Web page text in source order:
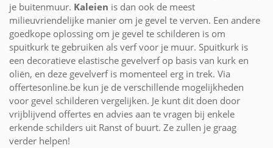
je buitenmuur. Kaleien is dan ook de meest
milieuvriendelijke manier om je gevel te verven. Een andere
goedkope oplossing om je gevel te schilderen is om
spuitkurk te gebruiken als verf voor je muur. Spuitkurk is
een decoratieve elastische gevelverf op basis van kurk en
oliën, en deze gevelverf is momenteel erg in trek. Via
offertesonline.be kun je de verschillende mogelijkheden
voor gevel schilderen vergelijken. Je kunt dit doen door
vrijblijvend offertes en advies aan te vragen bij enkele
erkende schilders uit Ranst of buurt. Ze zullen je graag
verder helpen!